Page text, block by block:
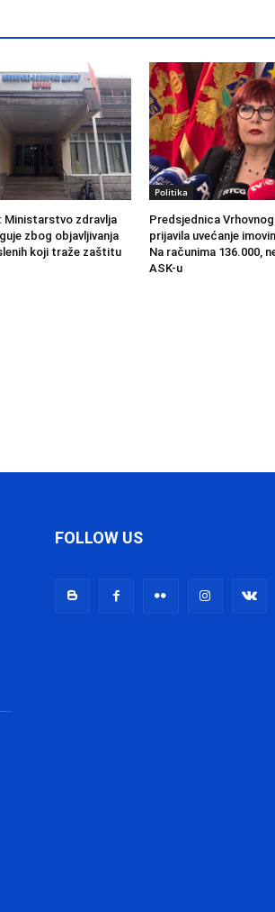
Ministarstvo zdravlja
zbog objavljivanja
koji traže zaštitu
Politika
Predsjednica
prijavila uvećanje
Na računima 136.000,
ASK-u
FOLLOW US